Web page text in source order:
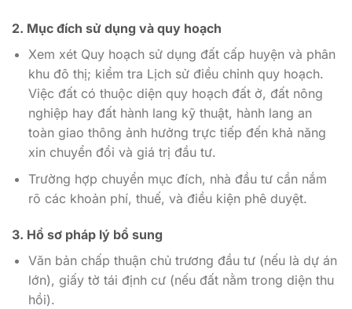
2. Mục đích sử dụng và quy hoạch
Xem xét Quy hoạch sử dụng đất cấp huyện và phân
khu đô thị; kiểm tra Lịch sử điều chỉnh quy hoạch.
Việc đất có thuộc diện quy hoạch đất ở, đất nông
nghiệp hay đất hành lang kỹ thuật, hành lang an
toàn giao thông ảnh hưởng trực tiếp đến khả năng
xin chuyển đổi và giá trị đầu tư.
Trường hợp chuyển mục đích, nhà đầu tư cần nắm
rõ các khoản phí, thuế, và điều kiện phê duyệt.
3. Hồ sơ pháp lý bổ sung
Văn bản chấp thuận chủ trương đầu tư (nếu là dự án
lớn), giấy tờ tái định cư (nếu đất nằm trong diện thu
hồi).